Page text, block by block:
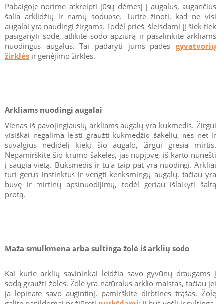
Pabaigoje norime atkreipti jūsų dėmesį į augalus, augančius
šalia arklidžių ir namų soduose. Turite žinoti, kad ne visi
augalai yra naudingi žirgams. Todėl prieš išleisdami jį šiek tiek
pasiganyti sode, atlikite sodo apžiūrą ir pašalinkite arkliams
nuodingus augalus. Tai padaryti jums padės gyvatvorių
žirklės ir genėjimo žirklės.
Arkliams nuodingi augalai
Vienas iš pavojingiausių arkliams augalų yra kukmedis. Žirgui
visiškai negalima leisti graužti kukmedžio šakelių, nes net ir
suvalgius nedidelį kiekį šio augalo, žirgui gresia mirtis.
Nepamirškite šio krūmo šakeles, jas nupjovę, iš karto nunešti
į saugią vietą. Buksmedis ir tuja taip pat yra nuodingi. Arkliai
turi gerus instinktus ir vengti kenksmingų augalų, tačiau yra
buvę ir mirtinų apsinuodijimų, todėl geriau išlaikyti šaltą
protą.
Maža smulkmena arba sultinga žolė iš arklių sodo
Kai kurie arklių savininkai leidžia savo gyvūnų draugams į
sodą graužti žolės. Žolė yra natūralus arklio maistas, tačiau jei
ja lepinate savo augintinį, pamirškite dirbtines trąšas. Žolę